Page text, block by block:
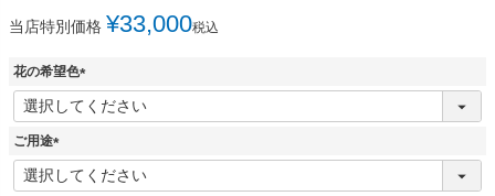
当店特別価格 ¥33,000税込
花の希望色
(
必
ご用途
(
必